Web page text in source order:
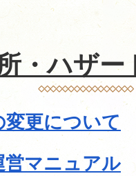
・ハザー
更について
営マニュアル